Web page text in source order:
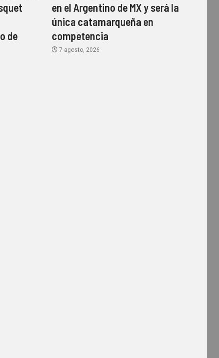
de
en el Argentino de MX y será la
única catamarqueña en
competencia
7 agosto, 2026